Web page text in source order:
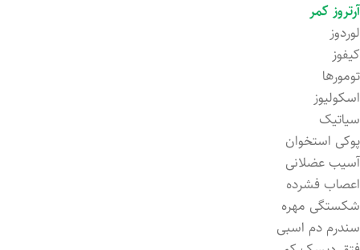
آرتروز کمر
لوردوز
کیفوز
تومورها
اسکولیوز
سیاتیک
پوکی استخوان
آسیب عضلانی
اعصاب فشرد‌ه
شکستگی مهره
سندرم دم اسبی